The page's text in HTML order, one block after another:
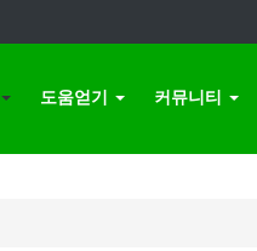
도움얻기 커뮤니티